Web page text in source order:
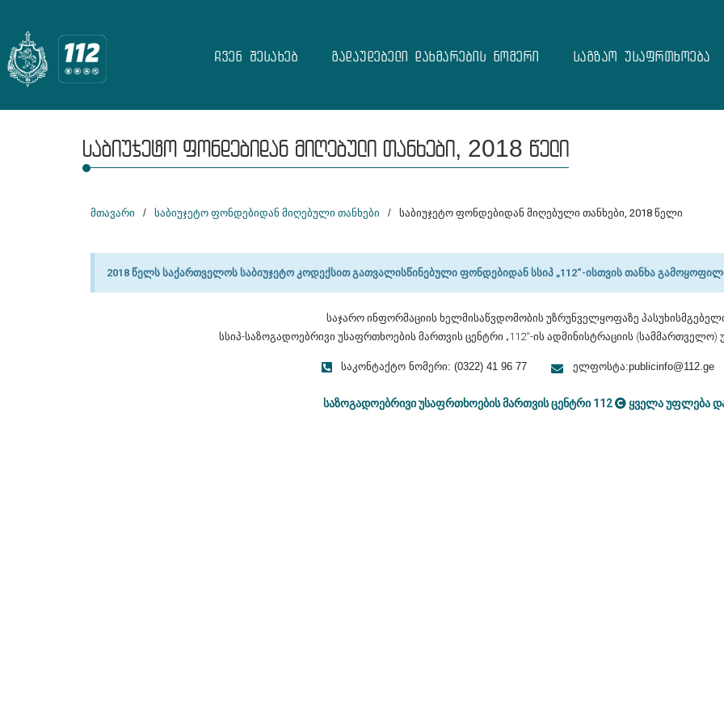
ჩვენ შესახებ გადაუდებელი დახმარების ნომერი საგზაო უსაფრთხოება
საბიუჯეტო ფონდებიდან მიღებული თანხები, 2018 წელი
მთავარი / საბიუჯეტო ფონდებიდან მიღებული თანხები / საბიუჯეტო ფონდებიდან მიღებული თანხები, 2018 წელი
2018 წელს საქართველოს საბიუჯეტო კოდექსით გათვალისწინებული ფონდებიდან სსიპ „112“-ისთვის თანხა
საჯარო ინფორმაციის ხელმისაწვდომობის უზრუნველყოფაზე
სსიპ-საზოგადოებრივი უსაფრთხოების მართვის ცენტრი „112“-ის ადმინისტრაციის (სამმართველო)
საკონტაქტო ნომერი: (0322) 41 96 77 ელფოსტა:publicinfo@112.ge
საზოგადოებრივი უსაფრთხოების მართვის ცენტრი 112 ყველა უფლება